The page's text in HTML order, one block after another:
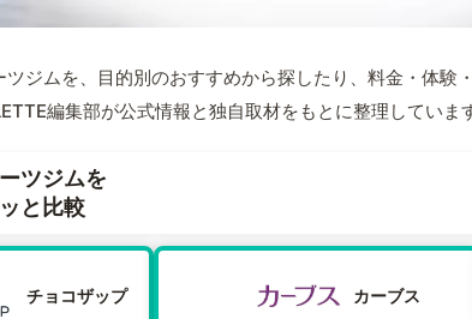
ジムを、目的別のおすすめから探したり、料金・体験
編集部が公式情報と独自取材をもとに整理しています
ツジムを
と比較
チョコザップ カーブス